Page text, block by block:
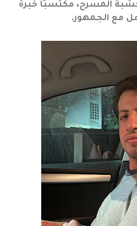
خشبة المسرح، مكتسبًا خبرة
مع الجمهور.